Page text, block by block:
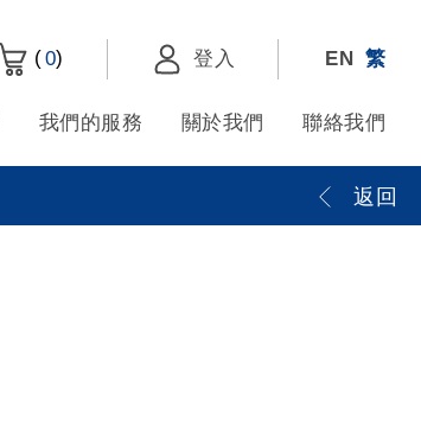
(0) 登入 EN 繁
我們的服務 關於我們 聯絡我們
返回